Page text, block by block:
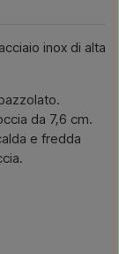
inox di alta
da 7,6 cm.
e fredda